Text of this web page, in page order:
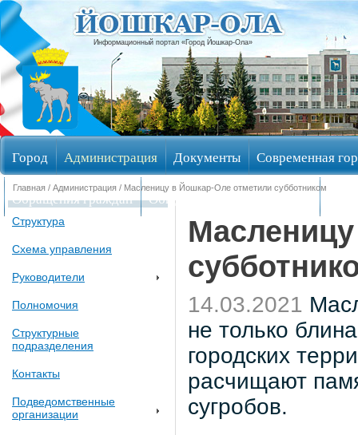
Информационный портал «Город Йошкар-Ола»
Город Администрация Документы Современная
Обращения граждан Общественные обсуждения
Главная / Администрация / Масленицу в Йошкар-Оле отметили субботником
Структура
Схема управления
Руководители
Полномочия
Структурные
подразделения
Контакты
Подведомственные
организации
14.03.2021
не только
городских
расчищают
сугробов.